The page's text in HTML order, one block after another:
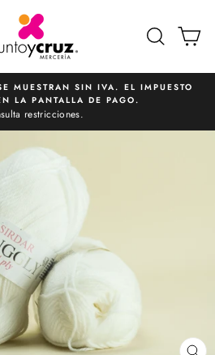
diapositivas
MUESTRAN SIN IVA. EL IMPUESTO
LA PANTALLA DE PAGO.
restricciones.